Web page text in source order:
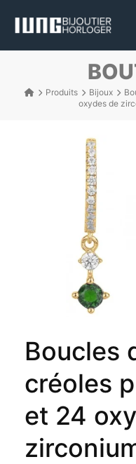
Produits Bijoux
oxydes de
Boucles
créoles
et 24